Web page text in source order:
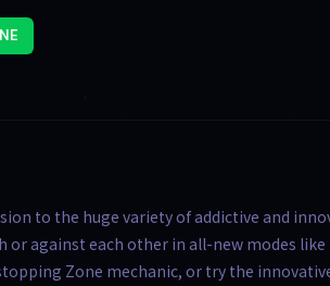
to the huge variety of addictive and
against each other in all-new modes like
Zone mechanic, or try the